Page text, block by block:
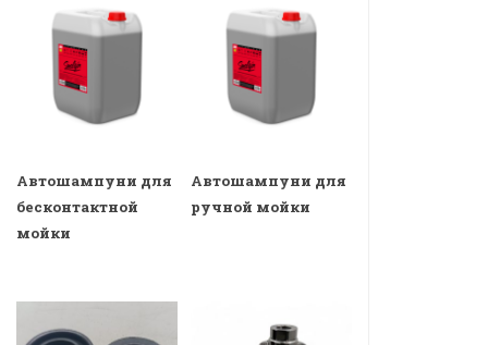
Автошампуни для
бесконтактной
мойки
Автошампуни для
ручной мойки